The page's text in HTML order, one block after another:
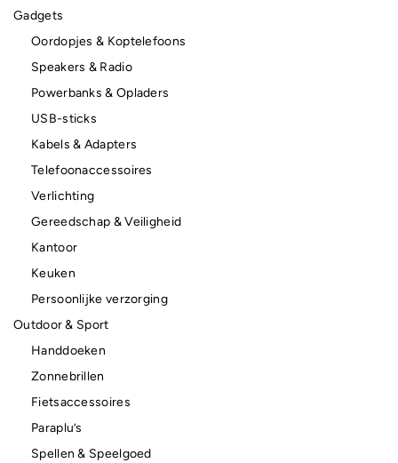
Gadgets
Oordopjes & Koptelefoons
Speakers & Radio
Powerbanks & Opladers
USB-sticks
Kabels & Adapters
Telefoonaccessoires
Verlichting
Gereedschap & Veiligheid
Kantoor
Keuken
Persoonlijke verzorging
Outdoor & Sport
Handdoeken
Zonnebrillen
Fietsaccessoires
Paraplu’s
Spellen & Speelgoed